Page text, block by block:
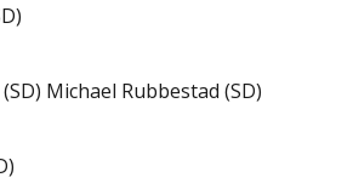
Michael Rubbestad (SD)